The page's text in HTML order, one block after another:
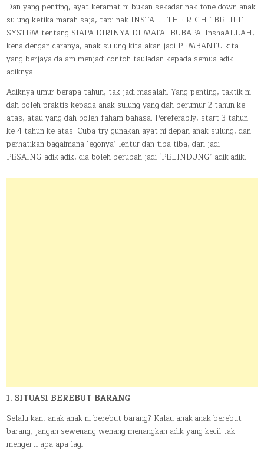
Dan yang penting, ayat keramat ni bukan sekadar nak tone down anak
sulung ketika marah saja, tapi nak INSTALL THE RIGHT BELIEF
SYSTEM tentang SIAPA DIRINYA DI MATA IBUBAPA. InshaALLAH,
kena dengan caranya, anak sulung kita akan jadi PEMBANTU kita
yang berjaya dalam menjadi contoh tauladan kepada semua adik-
adiknya.
Adiknya umur berapa tahun, tak jadi masalah. Yang penting, taktik ni
dah boleh praktis kepada anak sulung yang dah berumur 2 tahun ke
atas, atau yang dah boleh faham bahasa. Pereferably, start 3 tahun
ke 4 tahun ke atas. Cuba try gunakan ayat ni depan anak sulung, dan
perhatikan bagaimana ‘egonya’ lentur dan tiba-tiba, dari jadi
PESAING adik-adik, dia boleh berubah jadi ‘PELINDUNG’ adik-adik.
1. SITUASI BEREBUT BARANG
Selalu kan, anak-anak ni berebut barang? Kalau anak-anak berebut
barang, jangan sewenang-wenang menangkan adik yang kecil tak
mengerti apa-apa lagi.